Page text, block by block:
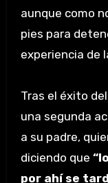
aunque como
pies para
experiencia de
Tras el éxito
una segunda
a su padre,
diciendo que
por ahí se